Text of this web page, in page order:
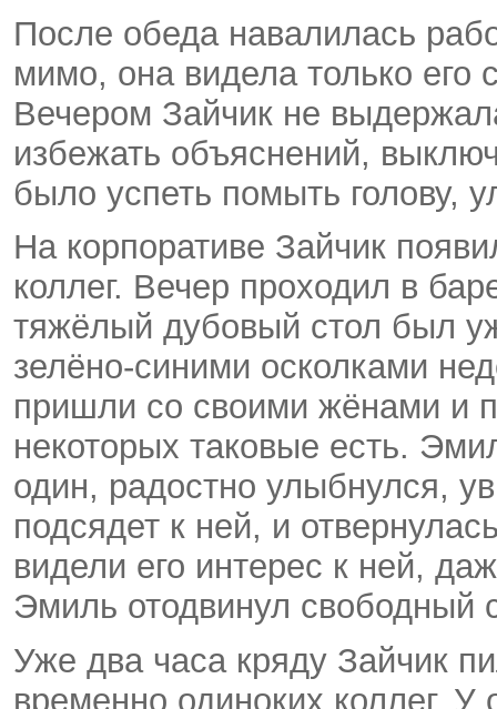
После обеда навалилась
мимо, она видела только его
Вечером Зайчик не
избежать объяснений,
было успеть помыть голову,
На корпоративе Зайчик
коллег. Вечер проходил в
тяжёлый дубовый стол был
зелёно-синими осколками
пришли со своими жёнами и
некоторых таковые есть.
один, радостно улыбнулся,
подсядет к ней, и
видели его интерес к ней,
Эмиль отодвинул свободный
Уже два часа кряду Зайчик
временно одиноких коллег.